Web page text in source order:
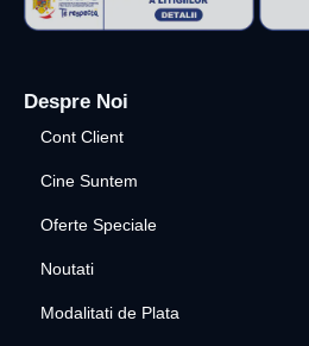
Despre Noi
Cont Client
Cine Suntem
Oferte Speciale
Noutati
Modalitati de Plata